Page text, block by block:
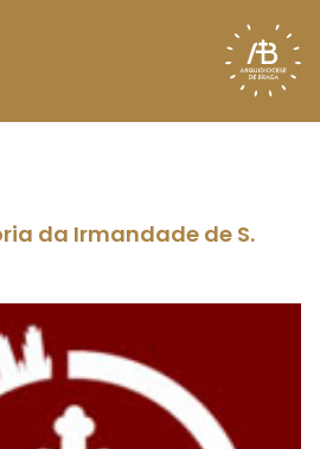
da Irmandade de S.